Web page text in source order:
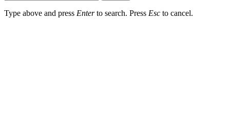
Type above and press Enterto search. Press Esc to cancel.